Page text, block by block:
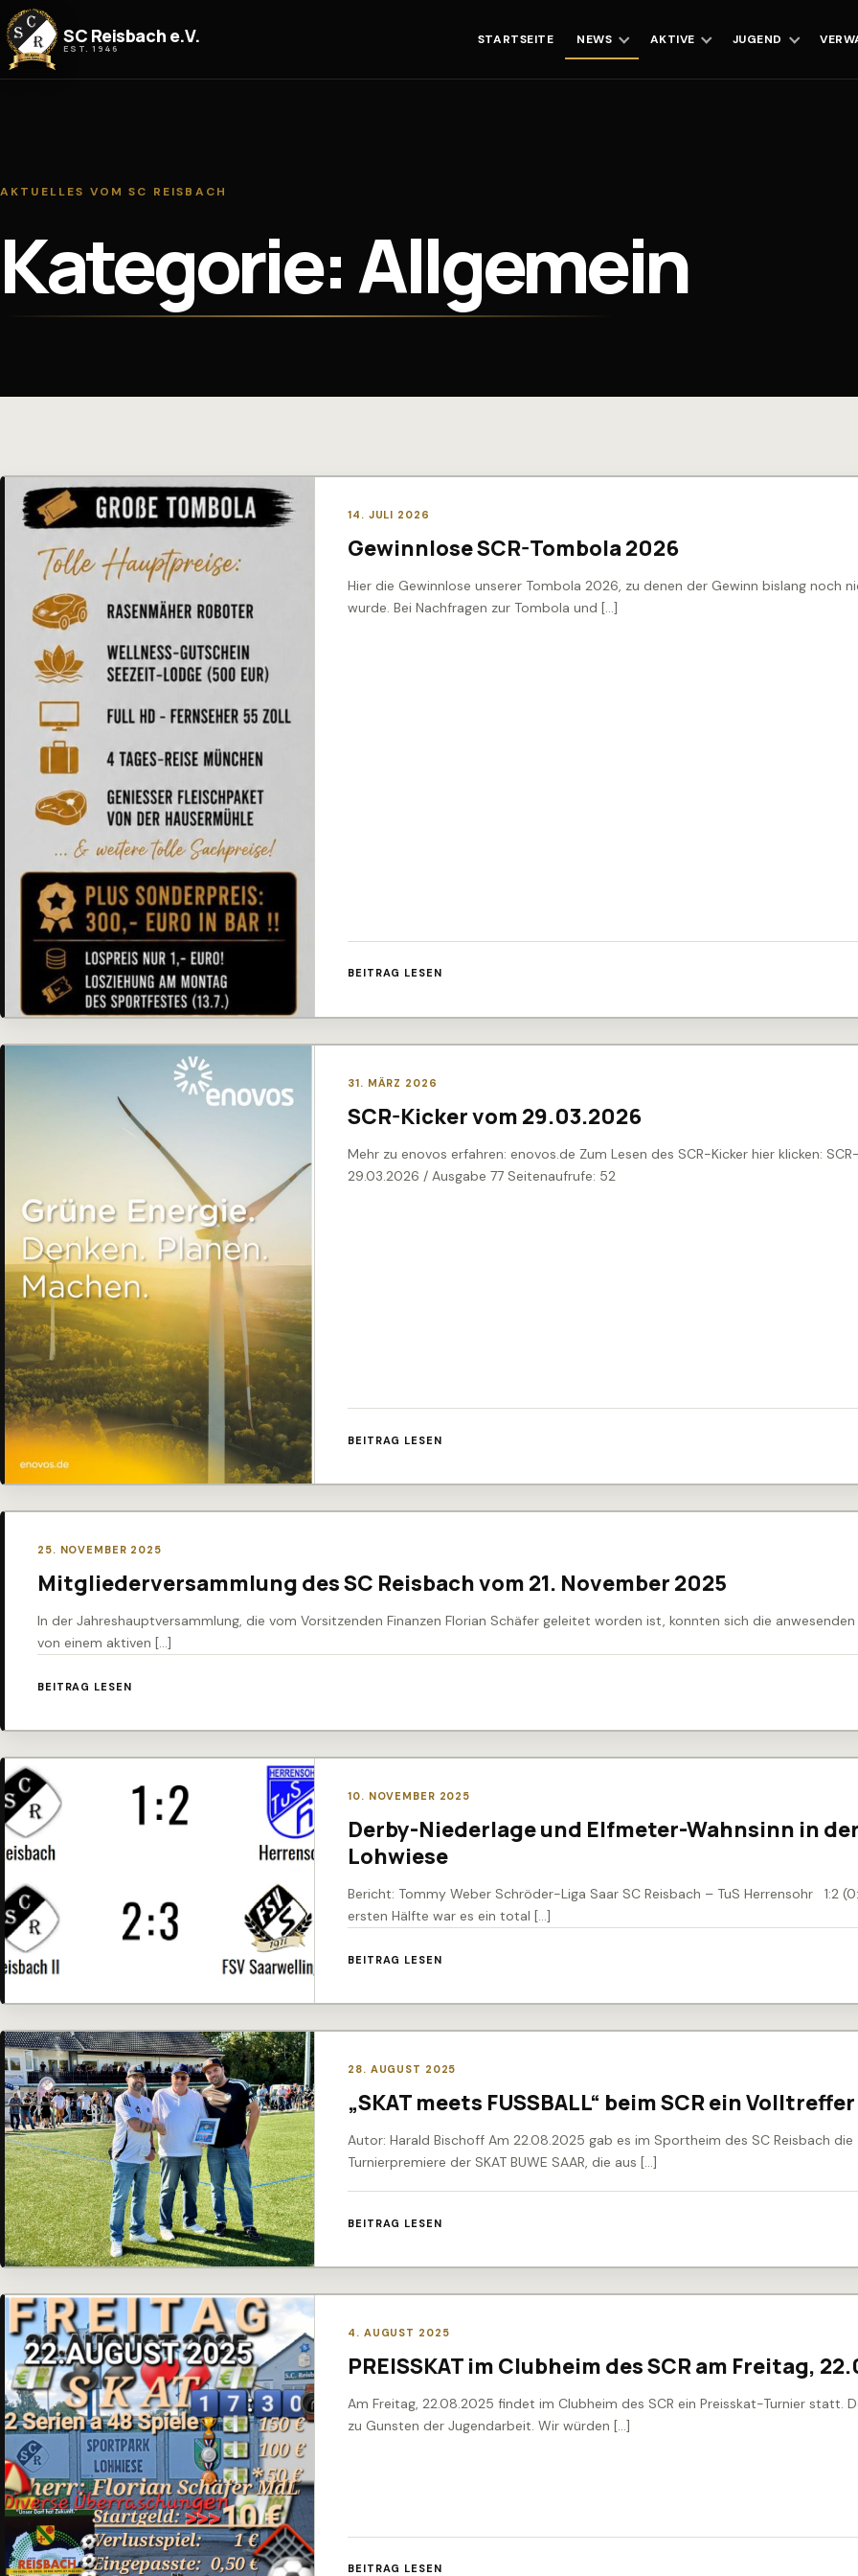
Zum Inhalt springen
SC Reisbach e.V.
EST. 1946
STARTSEITE NEWS AKTIVE JUGEND
AKTUELLES VOM SC REISBACH
Kategorie: Allgemein
14. JULI 2026
Gewinnlose SCR-Tombola 2026
Hier die Gewinnlose unserer Tombola 2026, zu denen der Gewinn bislang noch
wurde. Bei Nachfragen zur Tombola und […]
BEITRAG LESEN
31. MÄRZ 2026
SCR-Kicker vom 29.03.2026
Mehr zu enovos erfahren: enovos.de Zum Lesen des SCR-Kicker hier klicken:
29.03.2026 / Ausgabe 77 Seitenaufrufe: 52
BEITRAG LESEN
25. NOVEMBER 2025
Mitgliederversammlung des SC Reisbach vom 21. November 2025
In der Jahreshauptversammlung, die vom Vorsitzenden Finanzen Florian Schäfer geleitet worden ist, konnten sich die
von einem aktiven […]
BEITRAG LESEN
10. NOVEMBER 2025
Derby-Niederlage und Elfmeter-Wahnsinn in der
Lohwiese
Bericht: Tommy Weber Schröder-Liga Saar SC Reisbach – TuS Herrensohr 1:2
ersten Hälfte war es ein total […]
BEITRAG LESEN
28. AUGUST 2025
„SKAT meets FUSSBALL“ beim SCR ein Volltreffer
Autor: Harald Bischoff Am 22.08.2025 gab es im Sportheim des SC Reisbach die
Turnierpremiere der SKAT BUWE SAAR, die aus […]
BEITRAG LESEN
4. AUGUST 2025
PREISSKAT im Clubheim des SCR am Freitag,
Am Freitag, 22.08.2025 findet im Clubheim des SCR ein Preisskat-Turnier statt.
zu Gunsten der Jugendarbeit. Wir würden […]
BEITRAG LESEN